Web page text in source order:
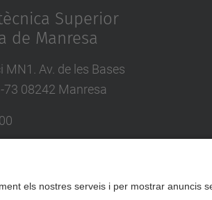
Superior
de Manresa
MN1. Av. de les Bases
73 08242 Manresa